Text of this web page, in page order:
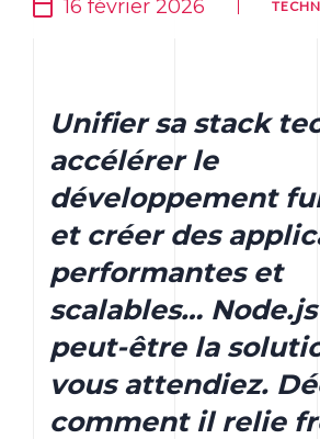
16 février 2026
Unifier sa stack
accélérer le
développement
et créer des
performantes et
scalables…
peut-être la
vous attendiez.
comment il relie